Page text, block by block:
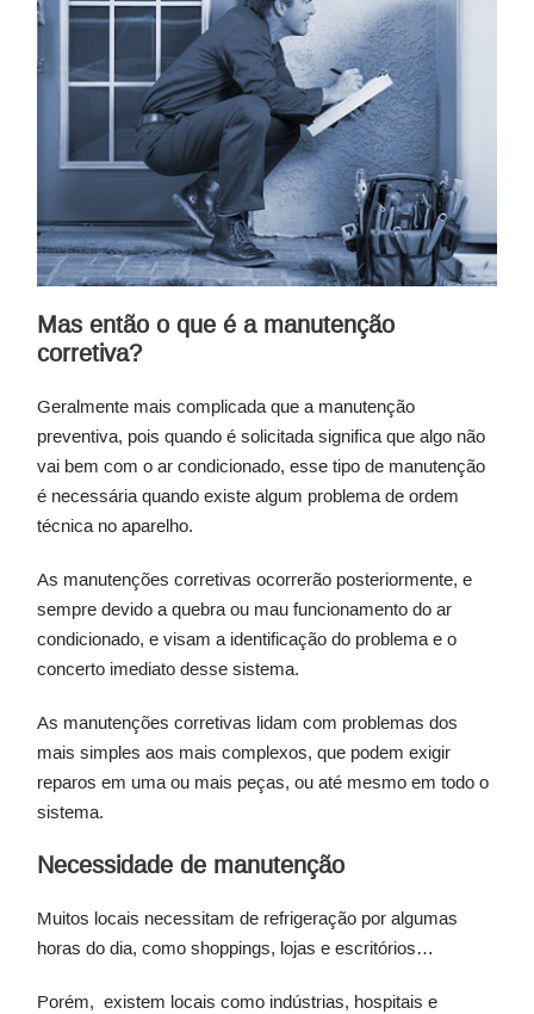
Mas então o que é a manutenção
corretiva?
Geralmente mais complicada que a manutenção
preventiva, pois quando é solicitada significa que algo não
vai bem com o ar condicionado, esse tipo de manutenção
é necessária quando existe algum problema de ordem
técnica no aparelho.
As manutenções corretivas ocorrerão posteriormente, e
sempre devido a quebra ou mau funcionamento do ar
condicionado, e visam a identificação do problema e o
concerto imediato desse sistema.
As manutenções corretivas lidam com problemas dos
mais simples aos mais complexos, que podem exigir
reparos em uma ou mais peças, ou até mesmo em todo o
sistema.
Necessidade de manutenção
Muitos locais necessitam de refrigeração por algumas
horas do dia, como shoppings, lojas e escritórios…
Porém, existem locais como indústrias, hospitais e